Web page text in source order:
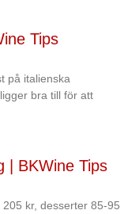
Tips
på italienska
bra till för att
| BKWine Tips
kr, desserter 85-95